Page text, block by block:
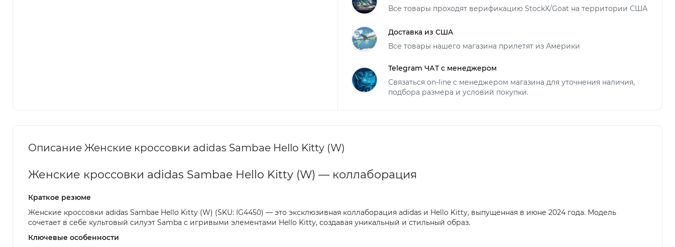
Все товары проходят верификацию StockX/Goat на территории США
Доставка из США
Все товары нашего магазина прилетят из Америки
Telegram ЧАТ с менеджером
Связаться on-line с менеджером магазина для уточнения наличия,
подбора размера и условий покупки.
Описание Женские кроссовки adidas Sambae Hello Kitty (W)
Женские кроссовки adidas Sambae Hello Kitty (W) — коллаборация
Краткое резюме
Женские кроссовки adidas Sambae Hello Kitty (W) (SKU: IG4450) — это эксклюзивная коллаборация adidas и Hello Kitty, выпущенная в июне 2024 года. Модель
сочетает в себе культовый силуэт Samba с игривыми элементами Hello Kitty, создавая уникальный и стильный образ.
Ключевые особенности